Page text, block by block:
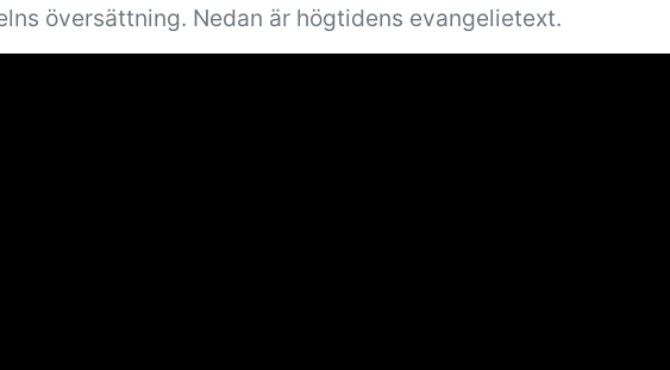
översättning. Nedan är högtidens evangelietext.